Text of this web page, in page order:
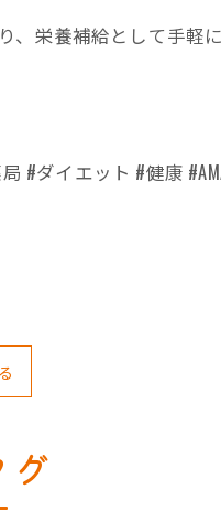
、栄養補給として手軽
ダイエット #健康
グ